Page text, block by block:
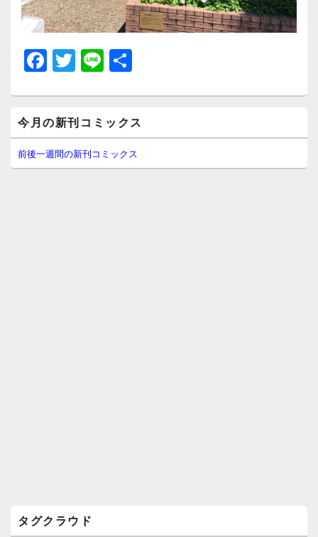
F
a
c
e
b
o
T
wi
tt
er
Li
n
e
イ
ン
サ
イ
今月の新刊コミックス
前後一週間の新刊コミックス
タグクラウド